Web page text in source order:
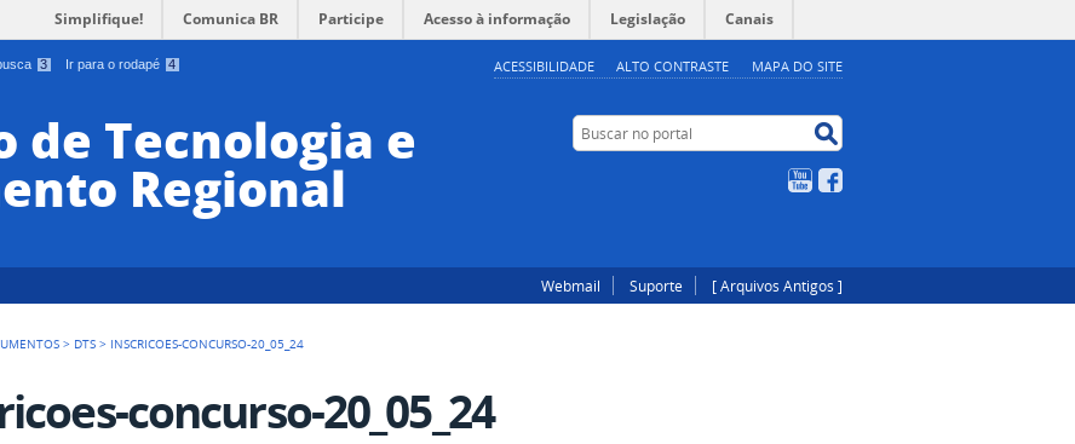
3 Ir para o rodapé 4 ACESSIBILIDADE ALTO CONTRASTE MAPA DO SITE
Simplifique! Comunica BR Participe Acesso à informação Legislação Canais
de Tecnologia e
Regional
Buscar no portal
YouTube
Webmail Suporte [ Arquivos Antigos ]
> DTS > INSCRICOES-CONCURSO-20_05_24
concurso-20_05_24